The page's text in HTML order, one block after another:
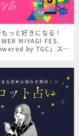
っと好きになる！
MIYAGI FES.
by TGC」スペ